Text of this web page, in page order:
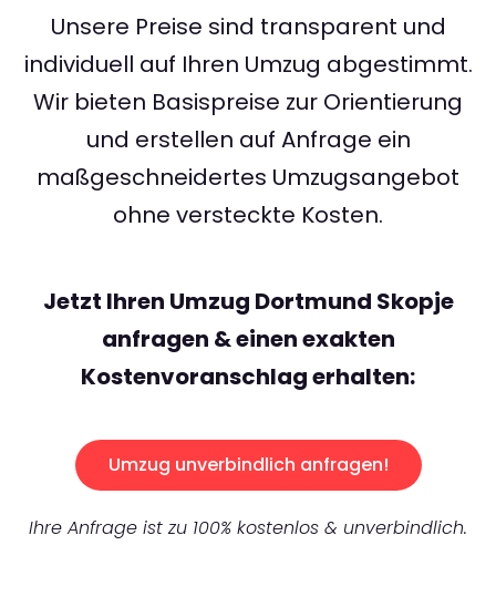
Unsere Preise sind transparent und
individuell auf Ihren Umzug abgestimmt.
Wir bieten Basispreise zur Orientierung
und erstellen auf Anfrage ein
maßgeschneidertes Umzugsangebot
ohne versteckte Kosten.
Jetzt Ihren Umzug Dortmund Skopje
anfragen & einen exakten
Kostenvoranschlag erhalten:
Umzug unverbindlich anfragen!
Ihre Anfrage ist zu 100% kostenlos & unverbindlich.